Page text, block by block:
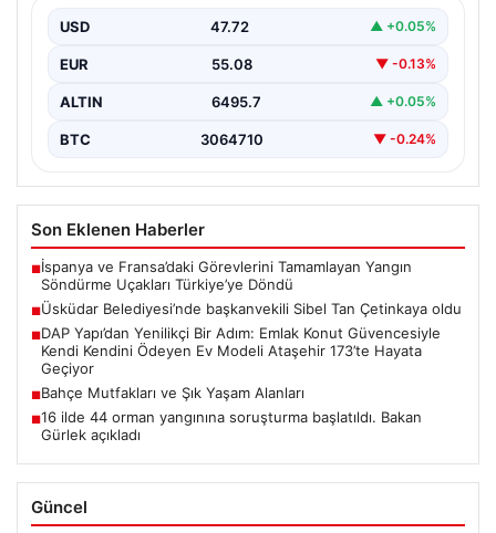
USD 47.72 ▲ +0.05%
EUR 55.08 ▼ -0.13%
ALTIN 6495.7 ▲ +0.05%
BTC 3064710 ▼ -0.24%
Son Eklenen Haberler
■İspanya ve Fransa’daki Görevlerini Tamamlayan Yangın
Söndürme Uçakları Türkiye’ye Döndü
■Üsküdar Belediyesi’nde başkanvekili Sibel Tan Çetinkaya oldu
■DAP Yapı’dan Yenilikçi Bir Adım: Emlak Konut Güvencesiyle
Kendi Kendini Ödeyen Ev Modeli Ataşehir 173’te Hayata
Geçiyor
■Bahçe Mutfakları ve Şık Yaşam Alanları
■16 ilde 44 orman yangınına soruşturma başlatıldı. Bakan
Gürlek açıkladı
Güncel